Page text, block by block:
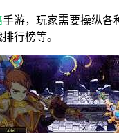
手游，玩家需要操纵各
行榜等。